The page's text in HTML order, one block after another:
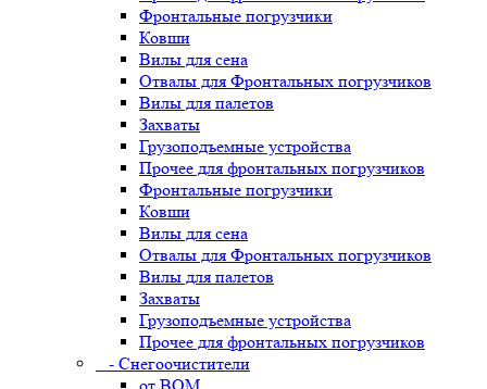
Фронтальные погрузчики
Ковши
Вилы для сена
Отвалы для Фронтальных погрузчиков
Вилы для палетов
Захваты
Грузоподъемные устройства
Прочее для фронтальных погрузчиков
Фронтальные погрузчики
Ковши
Вилы для сена
Отвалы для Фронтальных погрузчиков
Вилы для палетов
Захваты
Грузоподъемные устройства
Прочее для фронтальных погрузчиков
- Снегоочистители